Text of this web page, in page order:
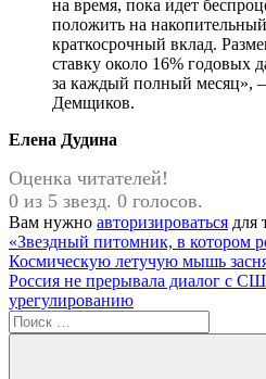
на время, пока идет
положить на
краткосрочный вклад.
ставку около 16% годовых
за каждый полный месяц»,
Демщиков.
Елена Дудина
Оценка читателей!
0 из 5 звезд. 0 голосов.
Вам нужно авторизироваться для
Навигация
по
записям
Предыдущая
запись:
«Звездный питомник, в котором
Космическую летучую мышь
Следующая
запись:
Россия не прерывала диалог с
урегулированию
Поиск
для: